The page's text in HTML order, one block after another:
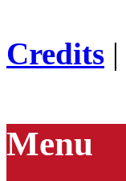
Credits |
Menu